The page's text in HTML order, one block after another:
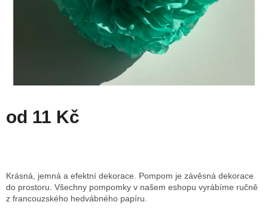
od 11 Kč
Krásná, jemná a efektní dekorace. Pompom je závěsná dekorace
do prostoru. Všechny pompomky v našem eshopu vyrábíme ručně
z francouzského hedvábného papíru.